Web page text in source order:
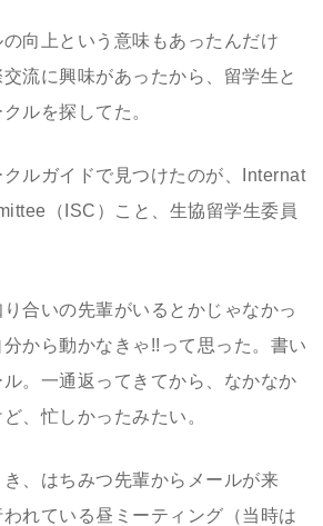
向上という意味もあったんだけ
流に興味があったから、留学生と
ルを探してた。
ルガイドで見つけたのが、Internat
（ISC）こと、生協留学生委員
合いの先輩がいるとかじゃなかっ
から動かなきゃ!!って思った。書い
。一通返ってきてから、なかなか
、忙しかったみたい。
、はちみつ先輩からメールが来
れている昼ミーティング（当時は